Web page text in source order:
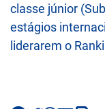
classe júnior
estágios
liderarem o